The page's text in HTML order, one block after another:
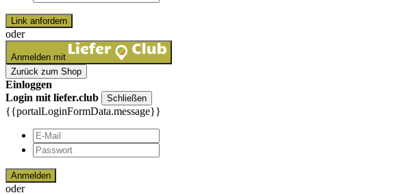
Link anfordern
oder
Anmelden mit
Zurück zum Shop
Einloggen
Login mit liefer.club
Schließen
{{portalLoginFormData.message}}
Anmelden
oder